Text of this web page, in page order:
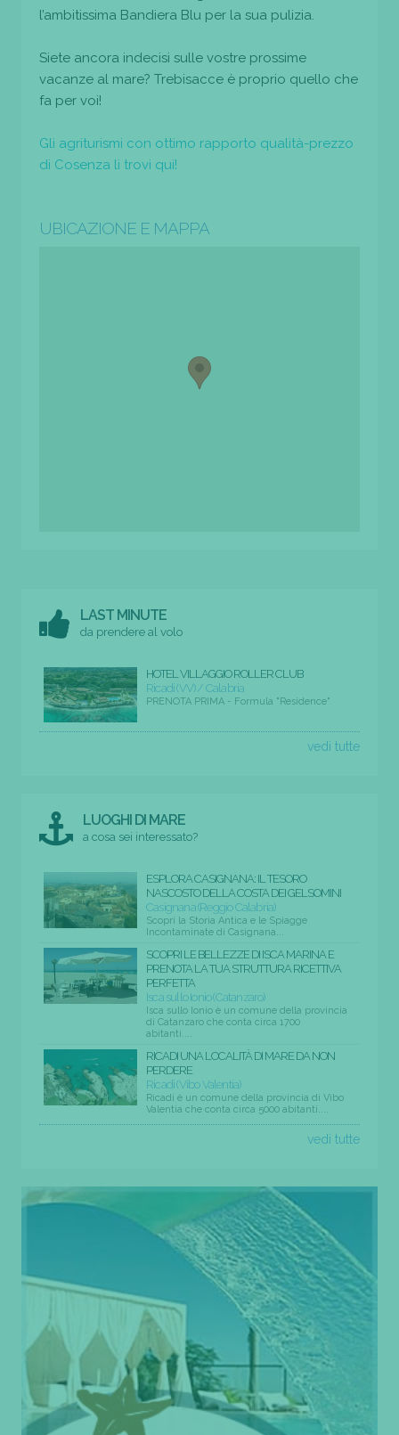
l’ambitissima Bandiera Blu per la sua pulizia.
Siete ancora indecisi sulle vostre prossime
vacanze al mare? Trebisacce è proprio quello che
fa per voi!
Gli agriturismi con ottimo rapporto qualità-prezzo
di Cosenza li trovi qui!
UBICAZIONE E MAPPA
LAST MINUTE
da prendere al volo
HOTEL VILLAGGIO ROLLER CLUB
Ricadi (VV) / Calabria
PRENOTA PRIMA - Formula "Residence"
vedi tutte
LUOGHI DI MARE
a cosa sei interessato?
ESPLORA CASIGNANA: IL TESORO
NASCOSTO DELLA COSTA DEI GELSOMINI
Casignana (Reggio Calabria)
Scopri la Storia Antica e le Spiagge
Incontaminate di Casignana...
SCOPRI LE BELLEZZE DI ISCA MARINA E
PRENOTA LA TUA STRUTTURA RICETTIVA
PERFETTA
Isca sullo Ionio (Catanzaro)
Isca sullo Ionio è un comune della provincia
di Catanzaro che conta circa 1700
abitanti....
RICADI UNA LOCALITÀ DI MARE DA NON
PERDERE
Ricadi (Vibo Valentia)
Ricadi è un comune della provincia di Vibo
Valentia che conta circa 5000 abitanti....
vedi tutte